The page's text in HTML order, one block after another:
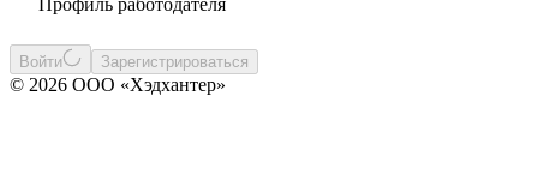
Войти Зарегистрироваться
© 2026 ООО «Хэдхантер»